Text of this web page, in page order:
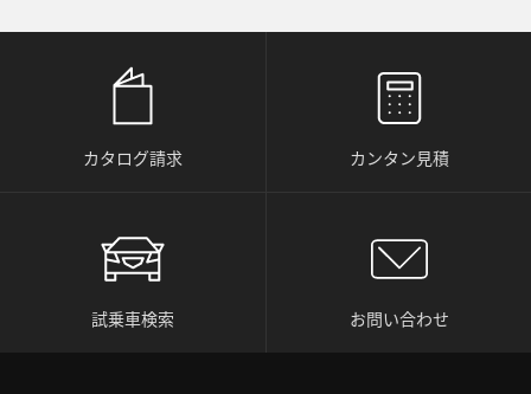
カタログ請求 カンタン見積
試乗車検索 お問い合わせ